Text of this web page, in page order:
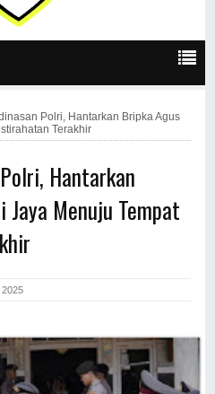
Polri, Hantarkan Bripka Agus
Terakhir
Hantarkan
Menuju Tempat
2025